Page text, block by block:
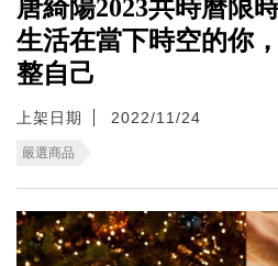
唐綺陽2023共時曆限
生活在當下時空的你
整自己
上架日期 2022/11/24
嚴選商品